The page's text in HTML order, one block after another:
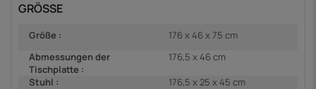
GRÖSSE
Größe :
176 x 46 x 75 cm
Abmessungen der
Tischplatte :
176,5 x 46 cm
Stuhl :
176,5 x 25 x 45 cm